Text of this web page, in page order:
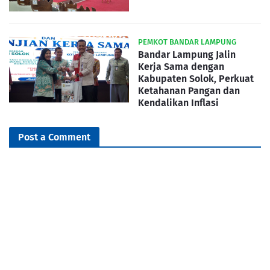
PEMKOT BANDAR LAMPUNG
Bandar Lampung Jalin
Kerja Sama dengan
Kabupaten Solok, Perkuat
Ketahanan Pangan dan
Kendalikan Inflasi
Post a Comment